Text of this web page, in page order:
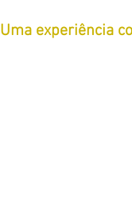
Uma experiência